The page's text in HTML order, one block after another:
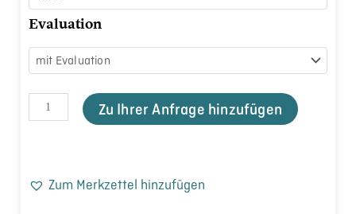
Evaluation
Zu Ihrer Anfrage hinzufügen
Zum Merkzettel hinzufügen